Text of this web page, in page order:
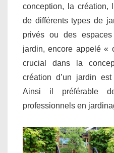
conception, la création,
de différents types de
privés ou des
jardin, encore appelé «
crucial dans la
création d’un jardin
Ainsi il préférable
professionnels en